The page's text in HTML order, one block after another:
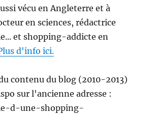
vécu en Angleterre et à
en sciences, rédactrice
et shopping-addicte en
d'info ici.
contenu du blog (2010-2013)
sur l'ancienne adresse :
d-une-shopping-